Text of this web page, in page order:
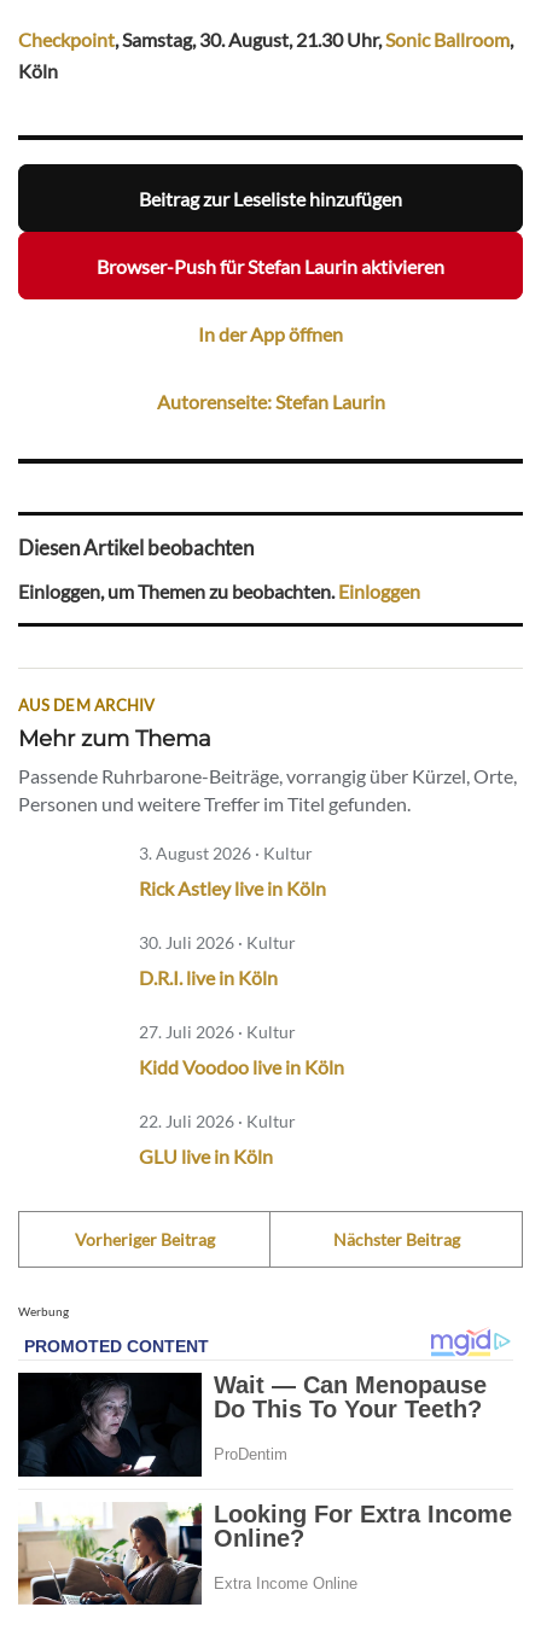
Checkpoint, Samstag, 30. August, 21.30 Uhr,Sonic Ballroom,
Köln
Beitrag zur Leseliste hinzufügen
Browser-Push für Stefan Laurin aktivieren
In der App öffnen
Autorenseite: Stefan Laurin
Diesen Artikel beobachten
Einloggen, um Themen zu beobachten. Einloggen
AUS DEM ARCHIV
Mehr zum Thema
Passende Ruhrbarone-Beiträge, vorrangig über Kürzel, Orte,
Personen und weitere Treffer im Titel gefunden.
3. August 2026 · Kultur
Rick Astley live in Köln
30. Juli 2026 · Kultur
D.R.I. live in Köln
27. Juli 2026 · Kultur
Kidd Voodoo live in Köln
22. Juli 2026 · Kultur
GLU live in Köln
Vorheriger Beitrag Nächster Beitrag
Werbung